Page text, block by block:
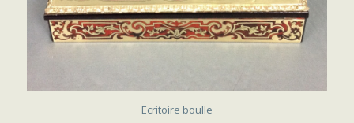
Ecritoire boulle